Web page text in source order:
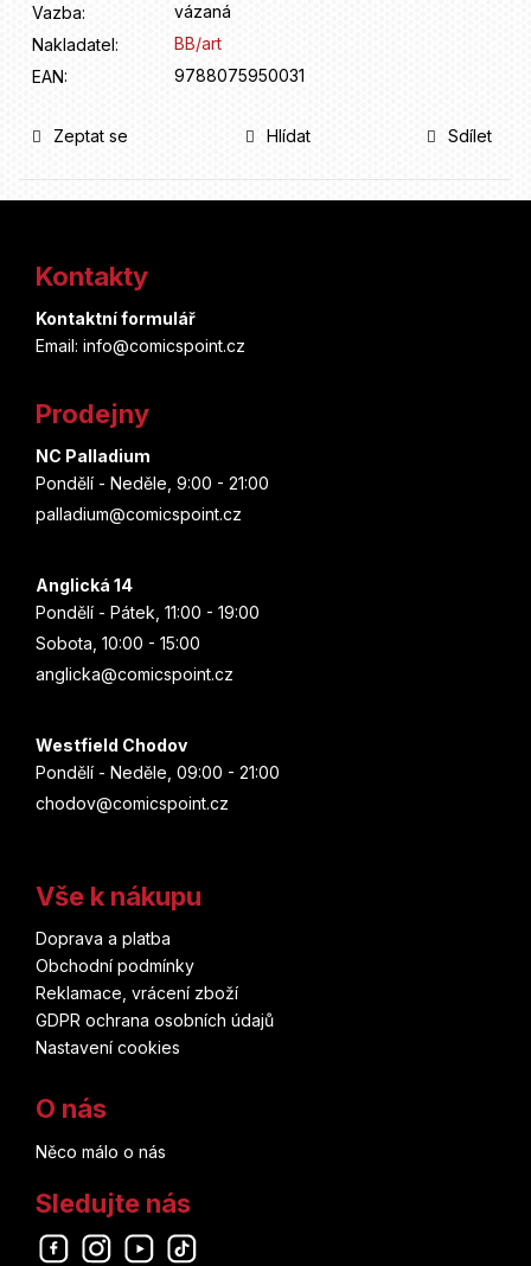
Vazba:
vázaná
Nakladatel:
BB/art
EAN: 9788075950031
Zeptat se Hlídat Sdílet
Kontakty
Kontaktní formulář
Email: info@comicspoint.cz
Prodejny
NC Palladium
Pondělí - Neděle, 9:00 - 21:00
palladium@comicspoint.cz
Anglická 14
Pondělí - Pátek, 11:00 - 19:00
Sobota, 10:00 - 15:00
anglicka@comicspoint.cz
Westfield Chodov
Pondělí - Neděle, 09:00 - 21:00
chodov@comicspoint.cz
Vše k nákupu
Doprava a platba
Obchodní podmínky
Reklamace, vrácení zboží
GDPR ochrana osobních údajů
Nastavení cookies
O nás
Něco málo o nás
Sledujte nás